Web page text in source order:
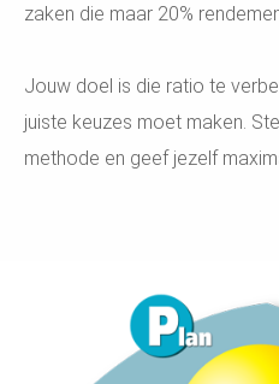
zaken die maar 20%
Jouw doel is die ratio te
juiste keuzes moet maken.
methode en geef jezelf